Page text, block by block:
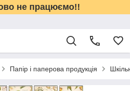
не працюємо!!
Папір і паперова продукція